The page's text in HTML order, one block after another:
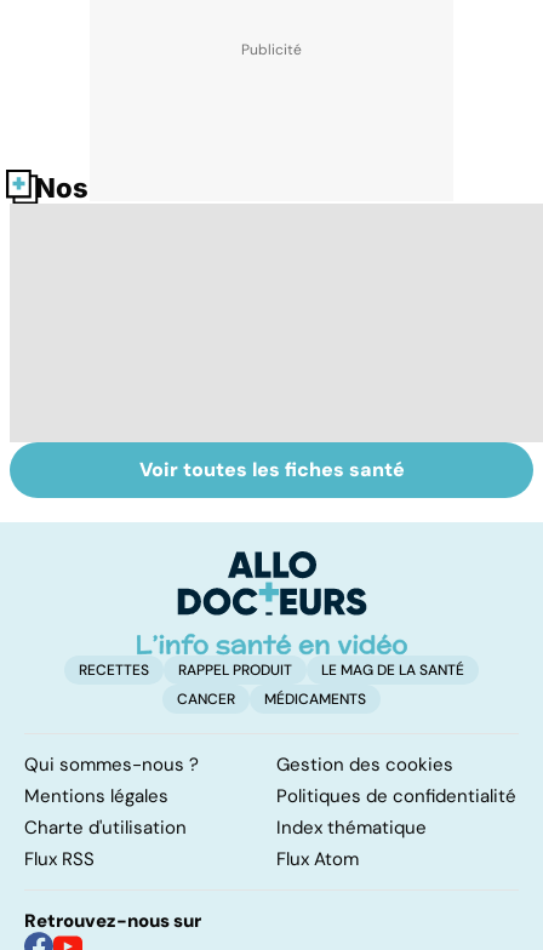
Nos fiches santé
Nécrose : quand
les tissus
Embolie
pulmonaire : un
l'artère
pulmonaire
Voir toutes les fiches santé
RECETTES RAPPEL PRODUIT
LE MAG DE LA SANTÉ
CANCER
MÉDICAMENTS
Qui sommes-nous ?
Gestion des cookies
Mentions légales
Politiques de confidentialité
Charte d'utilisation
Index thématique
Flux RSS
Flux Atom
Retrouvez-nous sur